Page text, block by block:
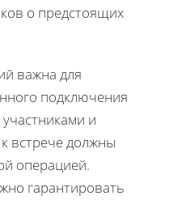
о предстоящих
важна для
подключения
и
встрече должны
операцией.
гарантировать